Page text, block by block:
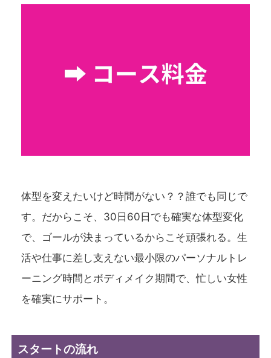
体型を変えたいけど時間がない？？誰でも同じで
す。だからこそ、30日60日でも確実な体型変化
で、ゴールが決まっているからこそ頑張れる。生
活や仕事に差し支えない最小限のパーソナルトレ
ーニング時間とボディメイク期間で、忙しい女性
を確実にサポート。
スタートの流れ